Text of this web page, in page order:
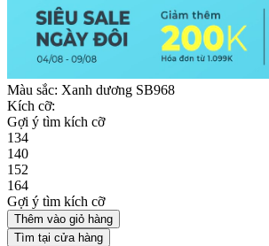
Màu sắc: Xanh dương SB968
Kích cỡ:
Gợi ý tìm kích cỡ
134
140
152
164
Gợi ý tìm kích cỡ
Thêm vào giỏ hàng
Tìm tại cửa hàng